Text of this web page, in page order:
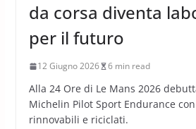
da corsa diventa
per il futuro
12 Giugno 2026 6 min read
Alla 24 Ore di Le Mans 2026
Michelin Pilot Sport Endurance
rinnovabili e riciclati.